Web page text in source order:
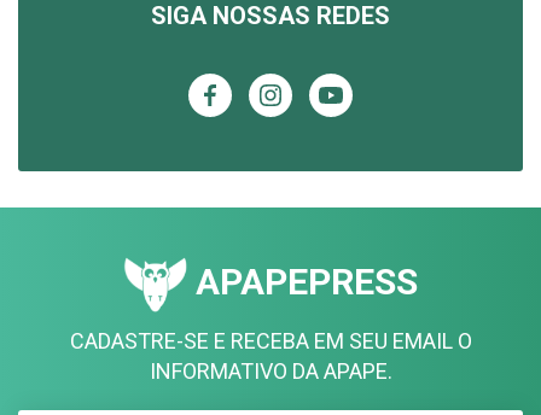
SIGA NOSSAS REDES
APAPEPRESS
CADASTRE-SE E RECEBA EM SEU EMAIL O
INFORMATIVO DA APAPE.